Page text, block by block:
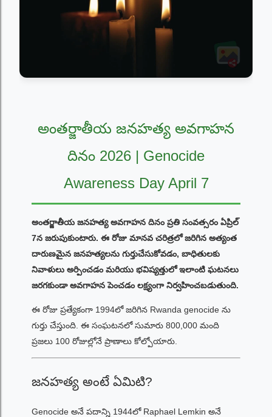
అంతర్జాతీయ జనహత్య అవగాహన
దినం 2026 | Genocide
Awareness Day April 7
అంతర్జాతీయ జనహత్య అవగాహన దినం ప్రతి సంవత్సరం ఏప్రిల్
7న జరుపుకుంటారు. ఈ రోజు మానవ చరిత్రలో జరిగిన అత్యంత
దారుణమైన జనహత్యలను గుర్తుచేసుకోవడం, బాధితులకు
నివాళులు అర్పించడం మరియు భవిష్యత్తులో ఇలాంటి ఘటనలు
జరగకుండా అవగాహన పెంచడం లక్ష్యంగా నిర్వహించబడుతుంది.
ఈ రోజు ప్రత్యేకంగా 1994లో జరిగిన Rwanda genocide ను
గుర్తు చేస్తుంది. ఈ సంఘటనలో సుమారు 800,000 మంది
ప్రజలు 100 రోజుల్లోనే ప్రాణాలు కోల్పోయారు.
జనహత్య అంటే ఏమిటి?
Genocide అనే పదాన్ని 1944లో Raphael Lemkin అనే